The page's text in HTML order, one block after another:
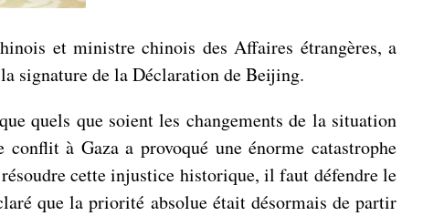
et ministre chinois des Affaires étrangères, a
signature de la Déclaration de Beijing.
quels que soient les changements de la situation
à Gaza a provoqué une énorme catastrophe
cette injustice historique, il faut défendre le
que la priorité absolue était désormais de partir